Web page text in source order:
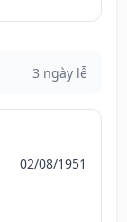
3 ngày lễ
02/08/1951